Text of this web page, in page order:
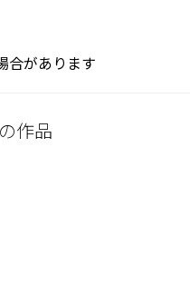
合があります
作品